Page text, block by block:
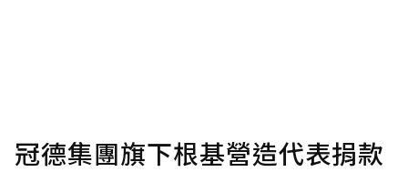
冠德集團旗下根基營造代表捐款